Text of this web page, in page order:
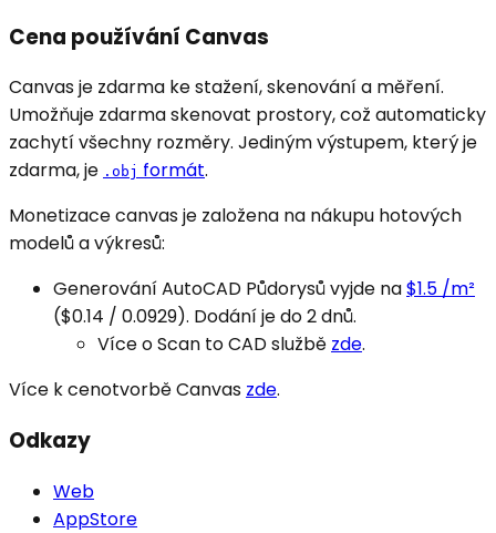
Cena používání Canvas
Canvas je zdarma ke stažení, skenování a měření.
Umožňuje zdarma skenovat prostory, což automaticky
zachytí všechny rozměry. Jediným výstupem, který je
zdarma, je .obj formát.
Monetizace canvas je založena na nákupu hotových
modelů a výkresů:
Generování AutoCAD Půdorysů vyjde na$1.5 /m²
($0.14 / 0.0929). Dodání je do 2 dnů.
Více o Scan to CAD službě zde.
Více k cenotvorbě Canvas zde.
Odkazy
Web
AppStore